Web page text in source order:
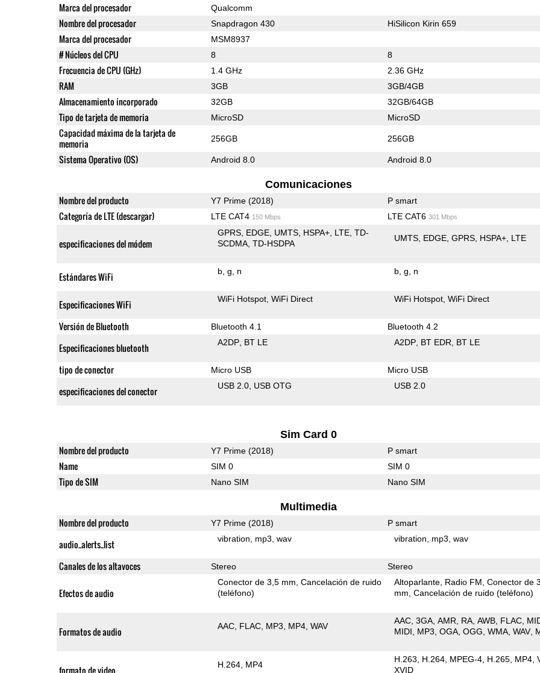
Marca del procesador Qualcomm
Nombre del procesador Snapdragon 430 HiSilicon Kirin 659
Marca del procesador MSM8937
# Núcleos del CPU 8 8
Frecuencia de CPU (GHz) 1.4 GHz 2.36 GHz
RAM 3GB 3GB/4GB
Almacenamiento incorporado 32GB 32GB/64GB
Tipo de tarjeta de memoria MicroSD MicroSD
Capacidad máxima de la tarjeta de
memoria
256GB 256GB
Sistema Operativo (OS) Android 8.0 Android 8.0
Comunicaciones
Nombre del producto Y7 Prime (2018) P smart
Categoría de LTE (descargar) LTE CAT4 150 Mbps LTE CAT6 301 Mbps
especificaciones del módem
GPRS EDGE UMTS HSPA+ LTE TD-
SCDMA TD-HSDPA
UMTS EDGE GPRS HSPA+ LTE
Estándares WiFi b g n b g n
Especificaciones WiFi WiFi Hotspot WiFi Direct WiFi Hotspot WiFi Direct
Versión de Bluetooth Bluetooth 4.1 Bluetooth 4.2
Especificaciones bluetooth A2DP BT LE A2DP BT EDR BT LE
tipo de conector Micro USB Micro USB
especificaciones del conector USB 2.0 USB OTG USB 2.0
Sim Card 0
Nombre del producto Y7 Prime (2018) P smart
Name SIM 0 SIM 0
Tipo de SIM Nano SIM Nano SIM
Multimedia
Nombre del producto Y7 Prime (2018) P smart
audio_alerts_list vibration mp3 wav vibration mp3 wav
Canales de los altavoces Stereo Stereo
Efectos de audio
Conector de 3,5 mm Cancelación de ruido
(teléfono)
Altoparlante Radio FM Conector de
mm Cancelación de ruido (teléfono)
Formatos de audio AAC FLAC MP3 MP4 WAV
AAC 3GA AMR RA AWB FLAC
MIDI
MP3 OGA OGG WMA WAV
formato de video H.264 MP4
H.263 H.264 MPEG-4 H.265 MP4
XVID